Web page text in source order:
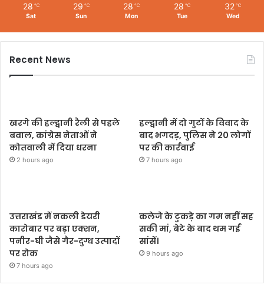
28 ℃
Sat
29 ℃
Sun
28 ℃
Mon
28 ℃
Tue
32 ℃
Wed
Recent News
खरगे की हल्द्वानी रैली से पहले
बवाल, कांग्रेस नेताओं ने
कोतवाली में दिया धरना
2 hours ago
हल्द्वानी में दो गुटों के विवाद के
बाद भगदड़, पुलिस ने 20 लोगों
पर की कार्रवाई
7 hours ago
उत्तराखंड में नकली डेयरी
कारोबार पर बड़ा एक्शन,
पनीर-घी जैसे गैर-दुग्ध उत्पादों
पर रोक
7 hours ago
कलेजे के टुकड़े का गम नहीं सह
सकी मां, बेटे के बाद थम गईं
सांसें।
9 hours ago